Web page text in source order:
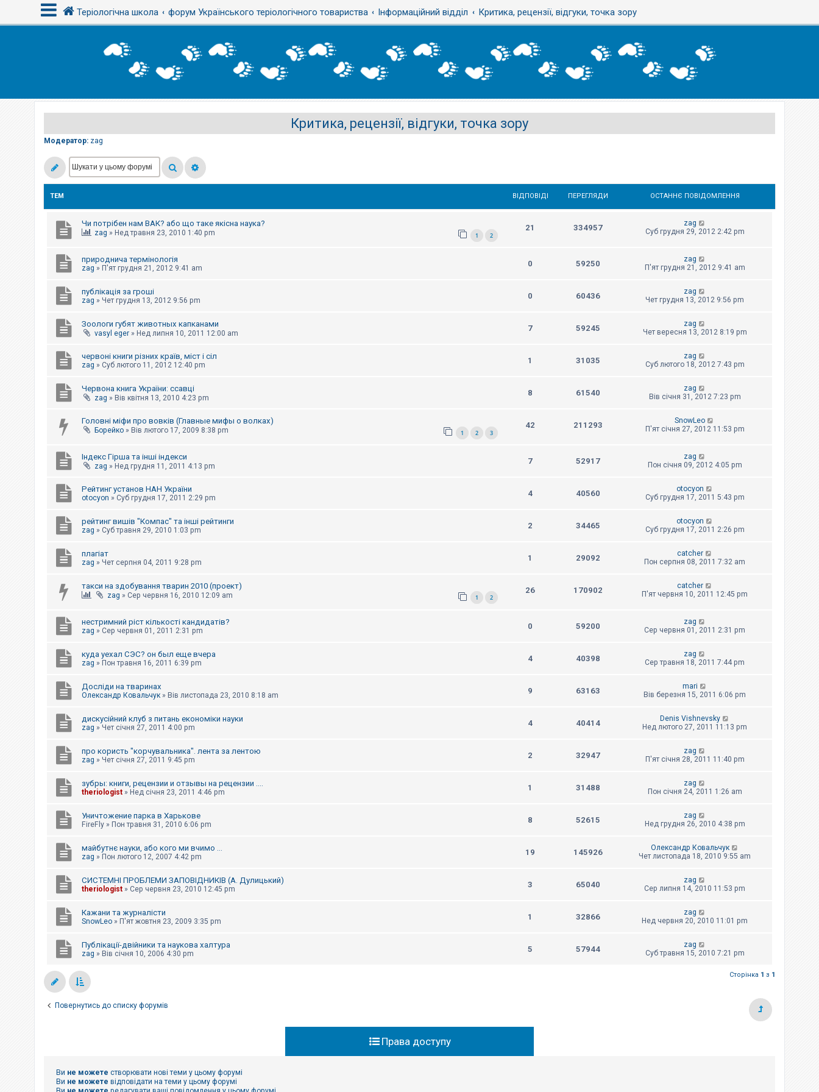
Теріологічна школа форум Українського теріологічного товариства Інформаційний відділ Критика, рецензії, відгуки, точка зору
Критика, рецензії, відгуки, точка зору
Модератор: zag
ТЕМ ВІДПОВІДІ ПЕРЕГЛЯДИ ОСТАННЄ ПОВІДОМЛЕННЯ
Чи потрібен нам ВАК? або що таке якісна наука?
zag » Нед травня 23, 2010 1:40 pm 1 2
21 334957
zag
Суб грудня 29, 2012 2:42 pm
природнича термінологія
zag » П'ят грудня 21, 2012 9:41 am 0 59250
zag
П'ят грудня 21, 2012 9:41 am
публікація за гроші
zag » Чет грудня 13, 2012 9:56 pm 0 60436
zag
Чет грудня 13, 2012 9:56 pm
Зоологи губят животных капканами
vasyl eger » Нед липня 10, 2011 12:00 am
7 59245
zag
Чет вересня 13, 2012 8:19 pm
червоні книги різних країв, міст і сіл
zag » Суб лютого 11, 2012 12:40 pm 1 31035
zag
Суб лютого 18, 2012 7:43 pm
Червона книга України: ссавці
zag » Вів квітня 13, 2010 4:23 pm
8 61540
zag
Вів січня 31, 2012 7:23 pm
Головні міфи про вовків (Главные мифы о волках)
Борейко » Вів лютого 17, 2009 8:38 pm 1 2 3
42 211293
SnowLeo
П'ят січня 27, 2012 11:53 pm
Індекс Гірша та інші індекси
zag » Нед грудня 11, 2011 4:13 pm
7 52917
zag
Пон січня 09, 2012 4:05 pm
Рейтинг установ НАН України
otocyon » Суб грудня 17, 2011 2:29 pm 4 40560
otocyon
Суб грудня 17, 2011 5:43 pm
рейтинг вишів "Компас" та інші рейтинги
zag » Суб травня 29, 2010 1:03 pm 2 34465
otocyon
Суб грудня 17, 2011 2:26 pm
плагіат
zag » Чет серпня 04, 2011 9:28 pm 1 29092
catcher
Пон серпня 08, 2011 7:32 am
такси на здобування тварин 2010 (проект)
zag » Сер червня 16, 2010 12:09 am 1 2
26 170902
catcher
П'ят червня 10, 2011 12:45 pm
нестримний ріст кількості кандидатів?
zag » Сер червня 01, 2011 2:31 pm 0 59200
zag
Сер червня 01, 2011 2:31 pm
куда уехал СЭС? он был еще вчера
zag » Пон травня 16, 2011 6:39 pm 4 40398
zag
Сер травня 18, 2011 7:44 pm
Досліди на тваринах
Олександр Ковальчук » Вів листопада 23, 2010 8:18 am 9 63163
mari
Вів березня 15, 2011 6:06 pm
дискусійний клуб з питань економіки науки
zag » Чет січня 27, 2011 4:00 pm 4 40414
Denis Vishnevsky
Нед лютого 27, 2011 11:13 pm
про користь "корчувальника". лента за лентою
zag » Чет січня 27, 2011 9:45 pm 2 32947
zag
П'ят січня 28, 2011 11:40 pm
зубры: книги, рецензии и отзывы на рецензии ....
theriologist » Нед січня 23, 2011 4:46 pm 1 31488
zag
Пон січня 24, 2011 1:26 am
Уничтожение парка в Харькове
FireFly » Пон травня 31, 2010 6:06 pm 8 52615
zag
Нед грудня 26, 2010 4:38 pm
майбутнє науки, або кого ми вчимо ...
zag » Пон лютого 12, 2007 4:42 pm 19 145926
Олександр Ковальчук
Чет листопада 18, 2010 9:55 am
СИСТЕМНІ ПРОБЛЕМИ ЗАПОВІДНИКІВ (А. Дулицький)
theriologist » Сер червня 23, 2010 12:45 pm 3 65040
zag
Сер липня 14, 2010 11:53 pm
Кажани та журналісти
SnowLeo » П'ят жовтня 23, 2009 3:35 pm 1 32866
zag
Нед червня 20, 2010 11:01 pm
Публікації-двійники та наукова халтура
zag » Вів січня 10, 2006 4:30 pm 5 57944
zag
Суб травня 15, 2010 7:21 pm
Сторінка 1 з 1
Повернутись до списку форумів
Права доступу
Ви не можете створювати нові теми у цьому форумі
Ви не можете відповідати на теми у цьому форумі